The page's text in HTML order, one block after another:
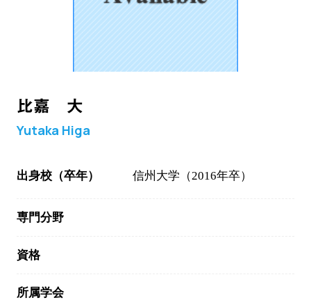
比嘉 大
Yutaka Higa
出身校（卒年） 信州大学（2016年卒）
専門分野
資格
所属学会